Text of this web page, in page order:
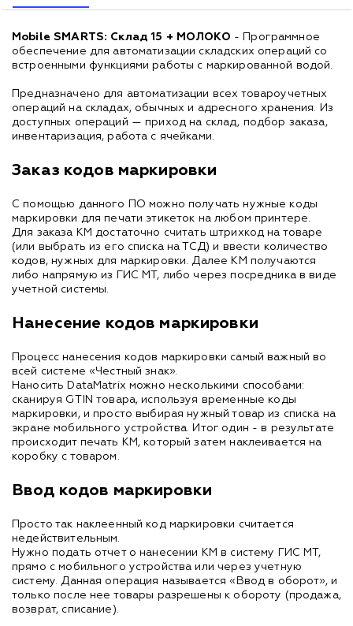
Mobile SMARTS: Склад 15 + МОЛОКО - Программное
обеспечение для автоматизации складских операций со
встроенными функциями работы с маркированной водой.
Предназначено для автоматизации всех товароучетных
операций на складах, обычных и адресного хранения. Из
доступных операций — приход на склад, подбор заказа,
инвентаризация, работа с ячейками.
Заказ кодов маркировки
С помощью данного ПО можно получать нужные коды
маркировки для печати этикеток на любом принтере.
Для заказа КМ достаточно считать штрихкод на товаре
(или выбрать из его списка на ТСД) и ввести количество
кодов, нужных для маркировки. Далее КМ получаются
либо напрямую из ГИС МТ, либо через посредника в виде
учетной системы.
Нанесение кодов маркировки
Процесс нанесения кодов маркировки самый важный во
всей системе «Честный знак».
Наносить DataMatrix можно несколькими способами:
сканируя GTIN товара, используя временные коды
маркировки, и просто выбирая нужный товар из списка на
экране мобильного устройства. Итог один - в результате
происходит печать КМ, который затем наклеивается на
коробку с товаром.
Ввод кодов маркировки
Просто так наклеенный код маркировки считается
недействительным.
Нужно подать отчет о нанесении КМ в систему ГИС МТ,
прямо с мобильного устройства или через учетную
систему. Данная операция называется «Ввод в оборот», и
только после нее товары разрешены к обороту (продажа,
возврат, списание).